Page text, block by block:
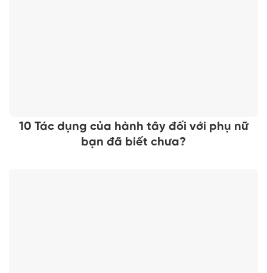
10 Tác dụng của hành tây đối với phụ nữ
bạn đã biết chưa?